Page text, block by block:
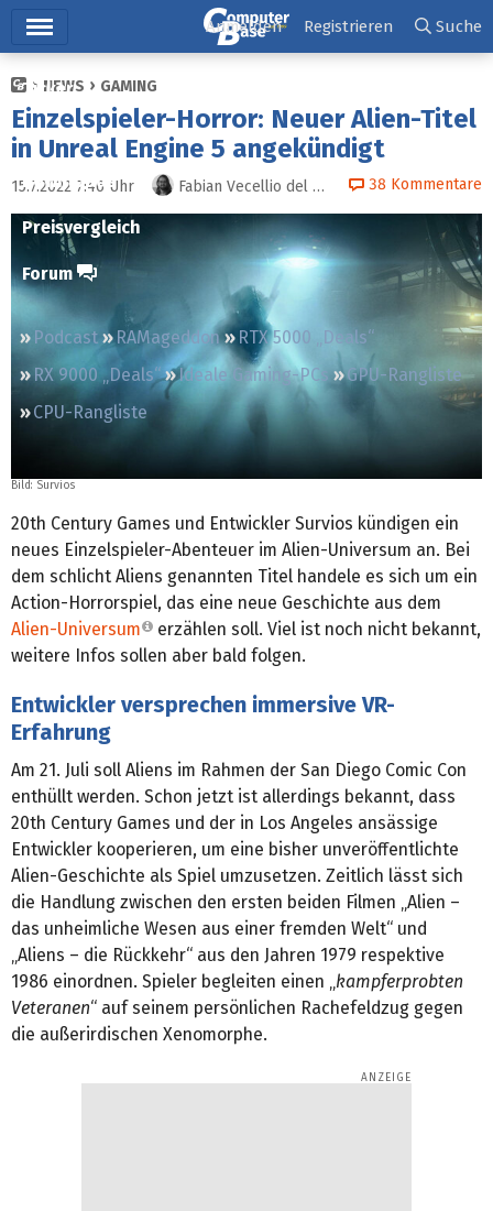
Ticker
Tests
Downloads
Preisvergleich
Forum
Podcast RAMageddon
RTX 5000 „Deals“
RX 9000 „Deals“
Ideale Gaming-PCs
GPU-Rangliste
CPU-Rangliste
Anmelden Registrieren Suche
NEWS GAMING
Einzelspieler-Horror: Neuer Alien-Titel
in Unreal Engine 5 angekündigt
15.7.2022 7:46 Uhr Fabian Vecellio del Monego 38 Kommentare
Bild: Survios
20th Century Games und Entwickler Survios kündigen ein
neues Einzelspieler-Abenteuer im Alien-Universum an. Bei
dem schlicht Aliens genannten Titel handele es sich um ein
Action-Horrorspiel, das eine neue Geschichte aus dem
Alien-Universum
erzählen soll. Viel ist noch nicht bekannt,
weitere Infos sollen aber bald folgen.
Entwickler versprechen immersive VR-
Erfahrung
Am 21. Juli soll Aliens im Rahmen der San Diego Comic Con
enthüllt werden. Schon jetzt ist allerdings bekannt, dass
20th Century Games und der in Los Angeles ansässige
Entwickler kooperieren, um eine bisher unveröffentlichte
Alien-Geschichte als Spiel umzusetzen. Zeitlich lässt sich
die Handlung zwischen den ersten beiden Filmen „Alien –
das unheimliche Wesen aus einer fremden Welt“ und
„Aliens – die Rückkehr“ aus den Jahren 1979 respektive
1986 einordnen. Spieler begleiten einen „ kampferprobten
Veteranen“ auf seinem persönlichen Rachefeldzug gegen
die außerirdischen Xenomorphe.